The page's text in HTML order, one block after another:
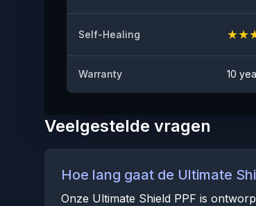
Self-Healing ★★
Warranty 10
Veelgestelde vragen
Hoe lang gaat de Ultimate
Onze Ultimate Shield PPF is